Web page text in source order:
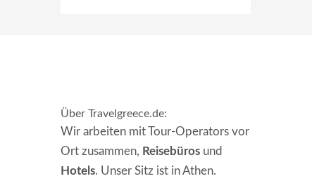
Über Travelgreece.de:
Wir arbeiten mit Tour-Operators vor
Ort zusammen, Reisebüros und
Hotels. Unser Sitz ist in Athen.